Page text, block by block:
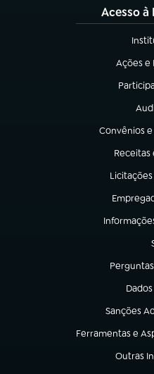
Acesso
Ações e
(abre
(abre
Convênios
(abre em
Receitas
(abre
(abre em
(abre em
(abre em
(abre em
(abre
Sanções
(abre em
Ferramentas e
(abre em nova
Outras
(abre